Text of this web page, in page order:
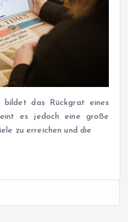
bildet das Rückgrat eines
es jedoch eine große
zu erreichen und die